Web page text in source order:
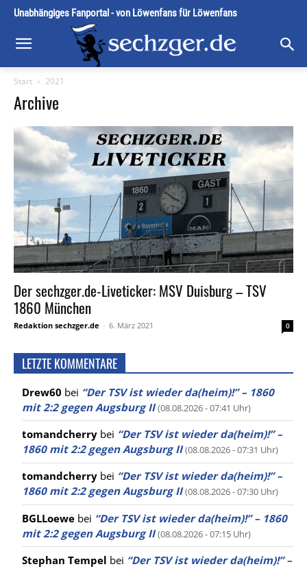
Unabhängiges Fanportal - von Löwenfans für Löwenfans
Start 2021
Archive
Der sechzger.de-Liveticker: MSV Duisburg – TSV
1860 München
Redaktion sechzger.de - 6. März 2021 0
LETZTE KOMMENTARE
Drew60 bei “Der TSV ist wieder da(heim)!” – 1860
mit 2:2 gegen Augsburg II (08.08.2026 - 07:41 Uhr)
tomandcherry bei “Der TSV ist wieder da(heim)!” –
1860 mit 2:2 gegen Augsburg II (08.08.2026 - 07:31 Uhr)
tomandcherry bei “Der TSV ist wieder da(heim)!” –
1860 mit 2:2 gegen Augsburg II (08.08.2026 - 07:30 Uhr)
BGLLoewe bei “Der TSV ist wieder da(heim)!” – 1860
mit 2:2 gegen Augsburg II (08.08.2026 - 07:15 Uhr)
Stephan Tempel bei “Der TSV ist wieder da(heim)!” –